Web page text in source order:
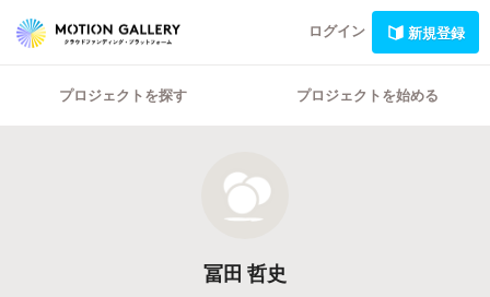
ログイン 新規登録
プロジェクトを探す プロジェクトを始める
冨田 哲史